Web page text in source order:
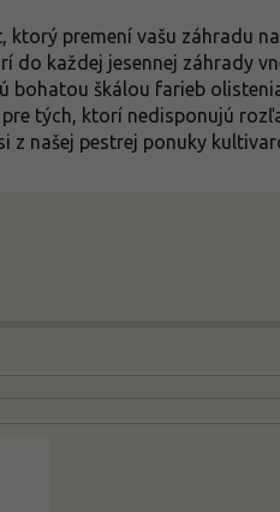
ktorý premení vašu záhradu
do každej jesennej záhrady
bohatou škálou farieb
tých, ktorí nedisponujú
z našej pestrej ponuky